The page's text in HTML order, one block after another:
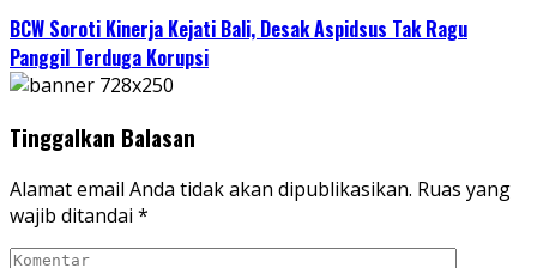
BCW Soroti Kinerja Kejati Bali, Desak Aspidsus Tak Ragu
Panggil Terduga Korupsi
Tinggalkan Balasan
Alamat email Anda tidak akan dipublikasikan. Ruas yang
wajib ditandai *